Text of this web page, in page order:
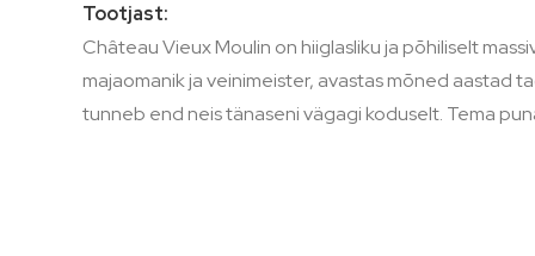
Tootjast:
Château Vieux Moulin on hiiglasliku ja põhiliselt
majaomanik ja veinimeister, avastas mõned aastad
tunneb end neis tänaseni vägagi koduselt. Tema